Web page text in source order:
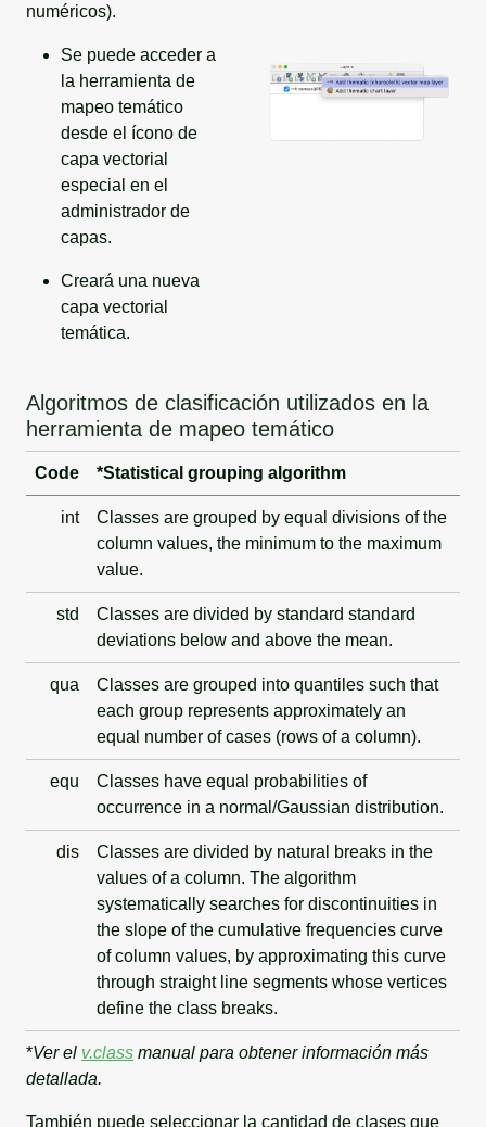
numéricos).
Se puede acceder a
la herramienta de
mapeo temático
desde el ícono de
capa vectorial
especial en el
administrador de
capas.
Creará una nueva
capa vectorial
temática.
Algoritmos de clasificación utilizados en la
herramienta de mapeo temático
Code *Statistical grouping algorithm
int
Classes are grouped by equal divisions of the
column values, the minimum to the maximum
value.
std
Classes are divided by standard standard
deviations below and above the mean.
qua
Classes are grouped into quantiles such that
each group represents approximately an
equal number of cases (rows of a column).
equ
Classes have equal probabilities of
occurrence in a normal/Gaussian distribution.
dis
Classes are divided by natural breaks in the
values of a column. The algorithm
systematically searches for discontinuities in
the slope of the cumulative frequencies curve
of column values, by approximating this curve
through straight line segments whose vertices
define the class breaks.
*Ver el v.class manual para obtener información más
detallada.
También puede seleccionar la cantidad de clases que